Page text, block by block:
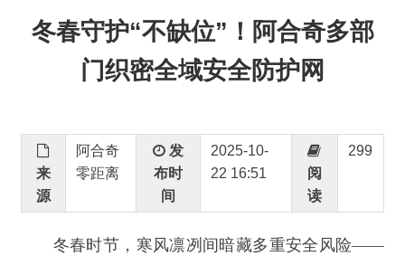
门织密全域安全防护网
阿合奇
发
2025-10-
299
冬春时节，寒风凛冽间暗藏多重安全风险——
牧区越冬取暖隐患、商圈经营安全漏洞、居民居家
此，阿合奇县应急管理局、公安局与新疆万憬能源